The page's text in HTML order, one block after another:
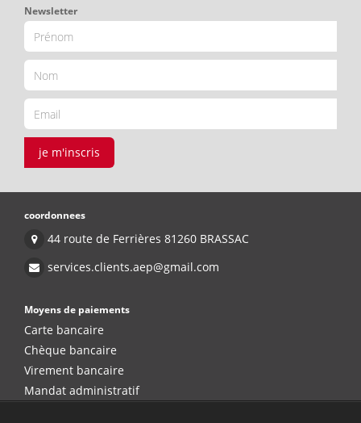
Newsletter
je m'inscris
coordonnees
44 route de Ferrières 81260 BRASSAC
services.clients.aep@gmail.com
Moyens de paiements
Carte bancaire
Chèque bancaire
Virement bancaire
Mandat administratif